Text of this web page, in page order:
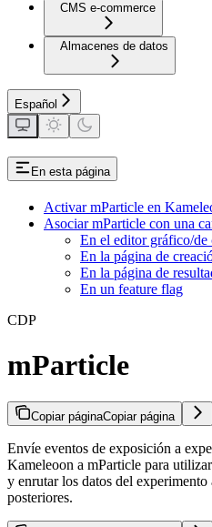
CMS e-commerce
Almacenes de datos
Español
En esta página
Activar mParticle en
Asociar mParticle con una
En el editor gráfico/de
En la página de
En la página de
En un feature flag
CDP
mParticle
Copiar páginaCopiar página
Envíe eventos de exposición a
Kameleoon a mParticle para
y enrutar los datos del
posteriores.